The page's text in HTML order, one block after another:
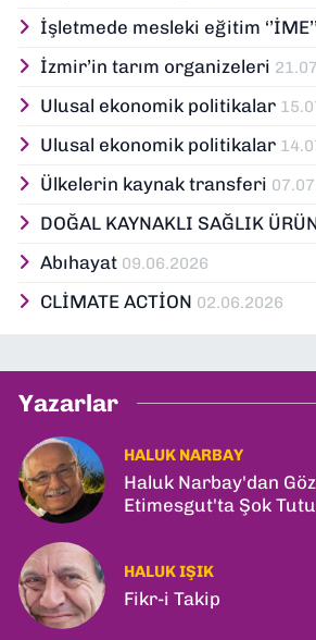
İşletmede mesleki eğitim ‘’İME’’
İzmir’in tarım organizeleri
Ulusal ekonomik politikalar
Ulusal ekonomik politikalar
Ülkelerin kaynak transferi
DOĞAL KAYNAKLI SAĞLIK
Abıhayat 09.06.2026
CLİMATE ACTİON 02.06.2026
Yazarlar
HALUK NARBAY
Haluk Narbay'dan
Etimesgut'ta Şok
HALUK IŞIK
Fikr-i Takip